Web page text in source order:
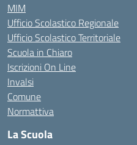
MIM
Ufficio Scolastico Regionale
Ufficio Scolastico Territoriale
Scuola in Chiaro
Iscrizioni On Line
Invalsi
Comune
Normattiva
La Scuola